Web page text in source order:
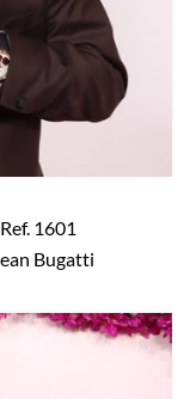
1601
Bugatti